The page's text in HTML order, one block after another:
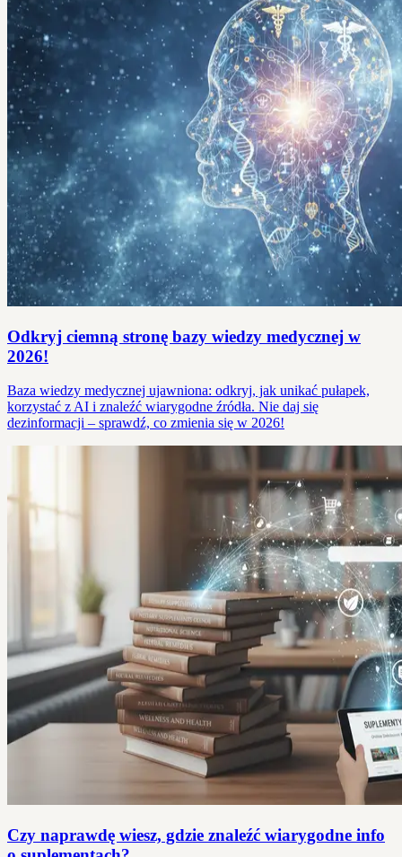
Odkryj ciemną stronę bazy wiedzy medycznej w
2026!
Baza wiedzy medycznej ujawniona: odkryj, jak unikać pułapek,
korzystać z AI i znaleźć wiarygodne źródła. Nie daj się
dezinformacji – sprawdź, co zmienia się w 2026!
Czy naprawdę wiesz, gdzie znaleźć wiarygodne info